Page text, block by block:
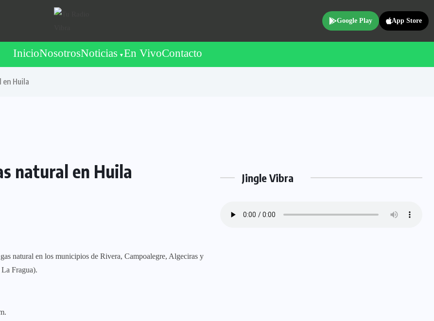
Google Play App Store
InicioNosotrosNoticias En VivoContacto
en Huila
natural en Huila
natural en los municipios de Rivera, Campoalegre, Algeciras y
Fragua).
Jingle Vibra